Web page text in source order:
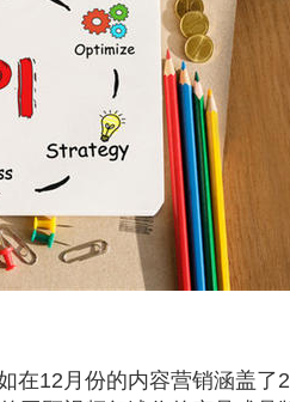
12月份的内容营销涵盖了